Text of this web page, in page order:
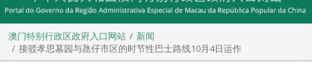
澳门特别行政区政府入口网站
新闻
接驳孝思墓园与氹仔市区的时节性巴士路线10月4日运作